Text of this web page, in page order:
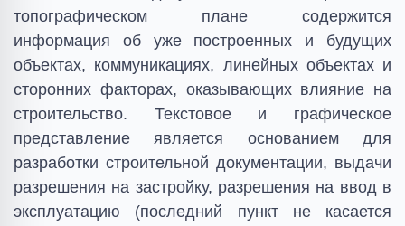
топографическом плане содержится
информация об уже построенных и будущих
объектах, коммуникациях, линейных объектах и
сторонних факторах, оказывающих влияние на
строительство. Текстовое и графическое
представление является основанием для
разработки строительной документации, выдачи
разрешения на застройку, разрешения на ввод в
эксплуатацию (последний пункт не касается